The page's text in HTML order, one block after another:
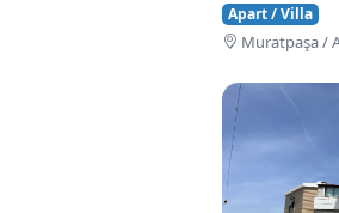
Apart / Villa
Muratpaşa /